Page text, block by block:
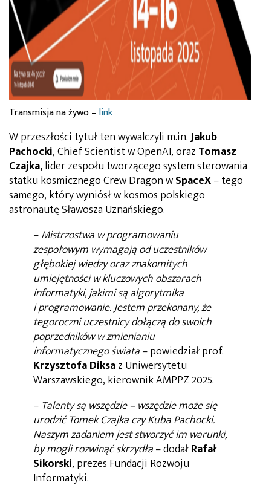
Transmisja na żywo –link
W przeszłości tytuł ten wywalczyli m.in.Jakub
Pachocki, Chief Scientist w OpenAI, oraz Tomasz
Czajka,lider zespołu tworzącego system sterowania
statku kosmicznego Crew Dragon wSpaceX– tego
samego, który wyniósł w kosmos polskiego
astronautę Sławosza Uznańskiego.
–Mistrzostwa w programowaniu
zespołowym wymagają od uczestników
głębokiej wiedzy oraz znakomitych
umiejętności w kluczowych obszarach
informatyki, jakimi są algorytmika
i programowanie. Jestem przekonany, że
tegoroczni uczestnicy dołączą do swoich
poprzedników w zmienianiu
informatycznego świata– powiedział prof.
Krzysztofa Diksaz Uniwersytetu
Warszawskiego, kierownik AMPPZ 2025.
– Talenty są wszędzie – wszędzie może się
urodzić Tomek Czajka czy Kuba Pachocki.
Naszym zadaniem jest stworzyć im warunki,
by mogli rozwinąć skrzydła– dodałRafał
Sikorski, prezes Fundacji Rozwoju
Informatyki.